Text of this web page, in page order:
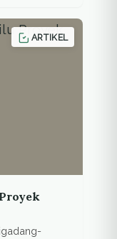
ARTIKEL